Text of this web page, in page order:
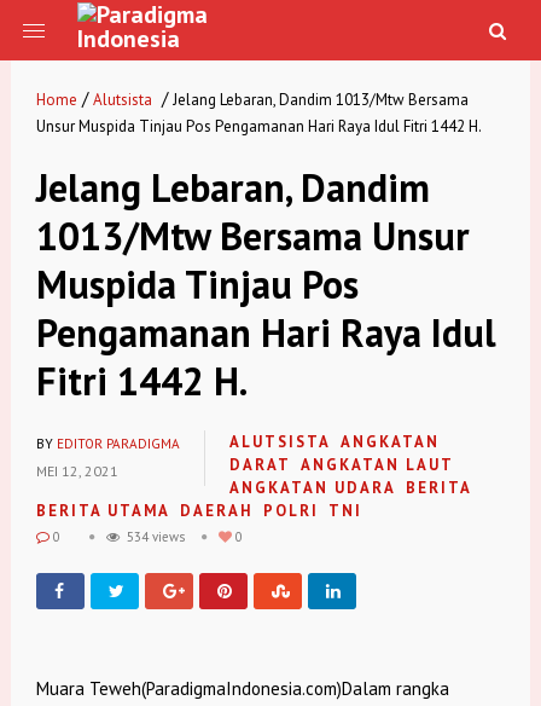
Home / Alutsista / Jelang Lebaran, Dandim 1013/Mtw Bersama
Unsur Muspida Tinjau Pos Pengamanan Hari Raya Idul Fitri 1442 H.
Jelang Lebaran, Dandim
1013/Mtw Bersama Unsur
Muspida Tinjau Pos
Pengamanan Hari Raya Idul
Fitri 1442 H.
BY EDITOR PARADIGMA
MEI 12, 2021
ALUTSISTA ANGKATAN
DARAT
ANGKATAN LAUT
ANGKATAN UDARA
BERITA
BERITA UTAMA
DAERAH POLRI TNI
0 534 views 0
Muara Teweh(ParadigmaIndonesia.com)Dalam rangka